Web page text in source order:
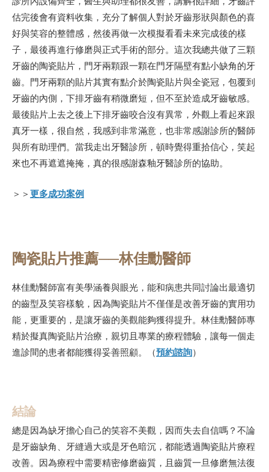
估完後會有資料收集，充分了解個人對於牙齒形狀與顏色的喜
好與笑容的整體感，然後再做一次模擬看看未來完成後的樣
子，最後再進行修磨與正式手術的部分。這次我總共做了三顆
牙齒的陶瓷貼片，門牙兩顆跟一顆在門牙隔壁有點小缺角的牙
齒。門牙兩顆的貼片其實有點介於陶瓷貼片與全瓷冠，包覆到
牙齒的內側，下排牙齒有稍微磨短，但不至於造成牙齒敏感。
最後貼片上去之後上下排牙齒咬合沒有異常，外觀上看起來跟
真牙一樣，很自然，我感到非常滿意，也非常感謝診所的醫師
與所有助理們。當我走出牙醫診所，頓時覺得重拾信心，笑起
來也不再遮遮掩掩，真的很感謝森釉牙醫診所的協助。
＞＞ 更多成功案例
陶瓷貼片推薦──林佳勳醫師
林佳勳醫師富有美學涵養與眼光，能和病患共同討論出最適切
的齒型及笑容樣貌，因為陶瓷貼片不僅僅是改善牙齒的實用功
能，更重要的，是讓牙齒的美觀能夠獲得提升。林佳勳醫師專
精於擬真陶瓷貼片治療，親切且專業的療程體驗，讓每一個走
進診間的患者都能獲得妥善照顧。（預約諮詢）
結論
總是因為缺牙擔心自己的笑容不美觀，因而失去自信嗎？不論
是牙齒缺角、牙縫過大或是牙色暗沉，都能透過陶瓷貼片療程
改善。因為療程中需要精密修磨齒質，且齒質一旦修磨無法復